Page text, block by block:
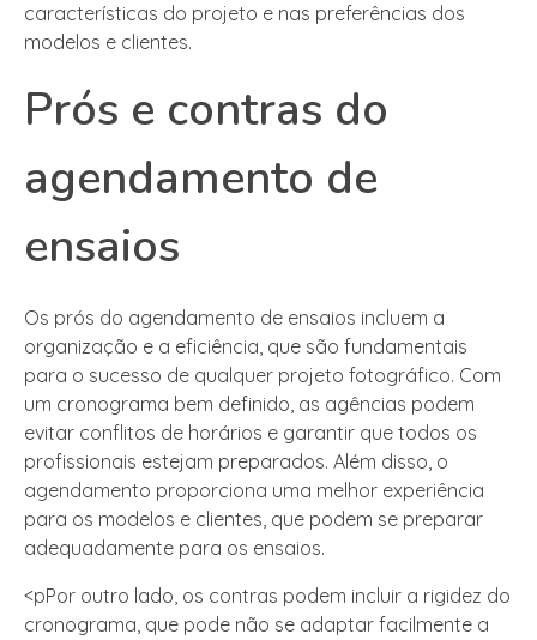
características do projeto e nas preferências dos
modelos e clientes.
Prós e contras do
agendamento de
ensaios
Os prós do agendamento de ensaios incluem a
organização e a eficiência, que são fundamentais
para o sucesso de qualquer projeto fotográfico. Com
um cronograma bem definido, as agências podem
evitar conflitos de horários e garantir que todos os
profissionais estejam preparados. Além disso, o
agendamento proporciona uma melhor experiência
para os modelos e clientes, que podem se preparar
adequadamente para os ensaios.
<pPor outro lado, os contras podem incluir a rigidez do
cronograma, que pode não se adaptar facilmente a